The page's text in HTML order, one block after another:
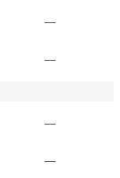
—
—
—
—